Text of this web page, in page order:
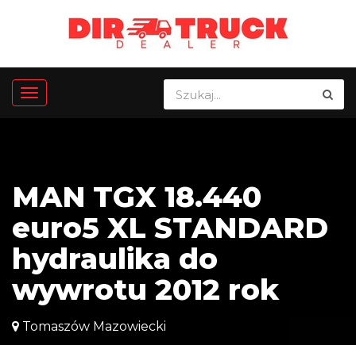
MAN TGX 18.440
euro5 XL STANDARD
hydraulika do
wywrotu 2012 rok
Tomaszów Mazowiecki